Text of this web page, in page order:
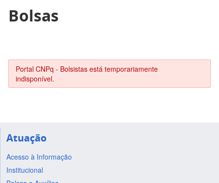
Bolsas
Portal CNPq - Bolsistas está temporariamente
indisponível.
Atuação
Acesso à Informação
Institucional